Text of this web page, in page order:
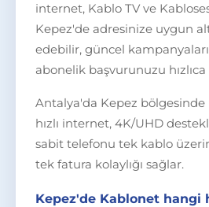
internet, Kablo TV ve
Kepez'de adresinize uygun
edebilir, güncel
abonelik başvurunuzu
Antalya'da Kepez
hızlı internet, 4K/UHD
sabit telefonu tek kablo
tek fatura kolaylığı sağlar.
Kepez'de Kablonet hangi